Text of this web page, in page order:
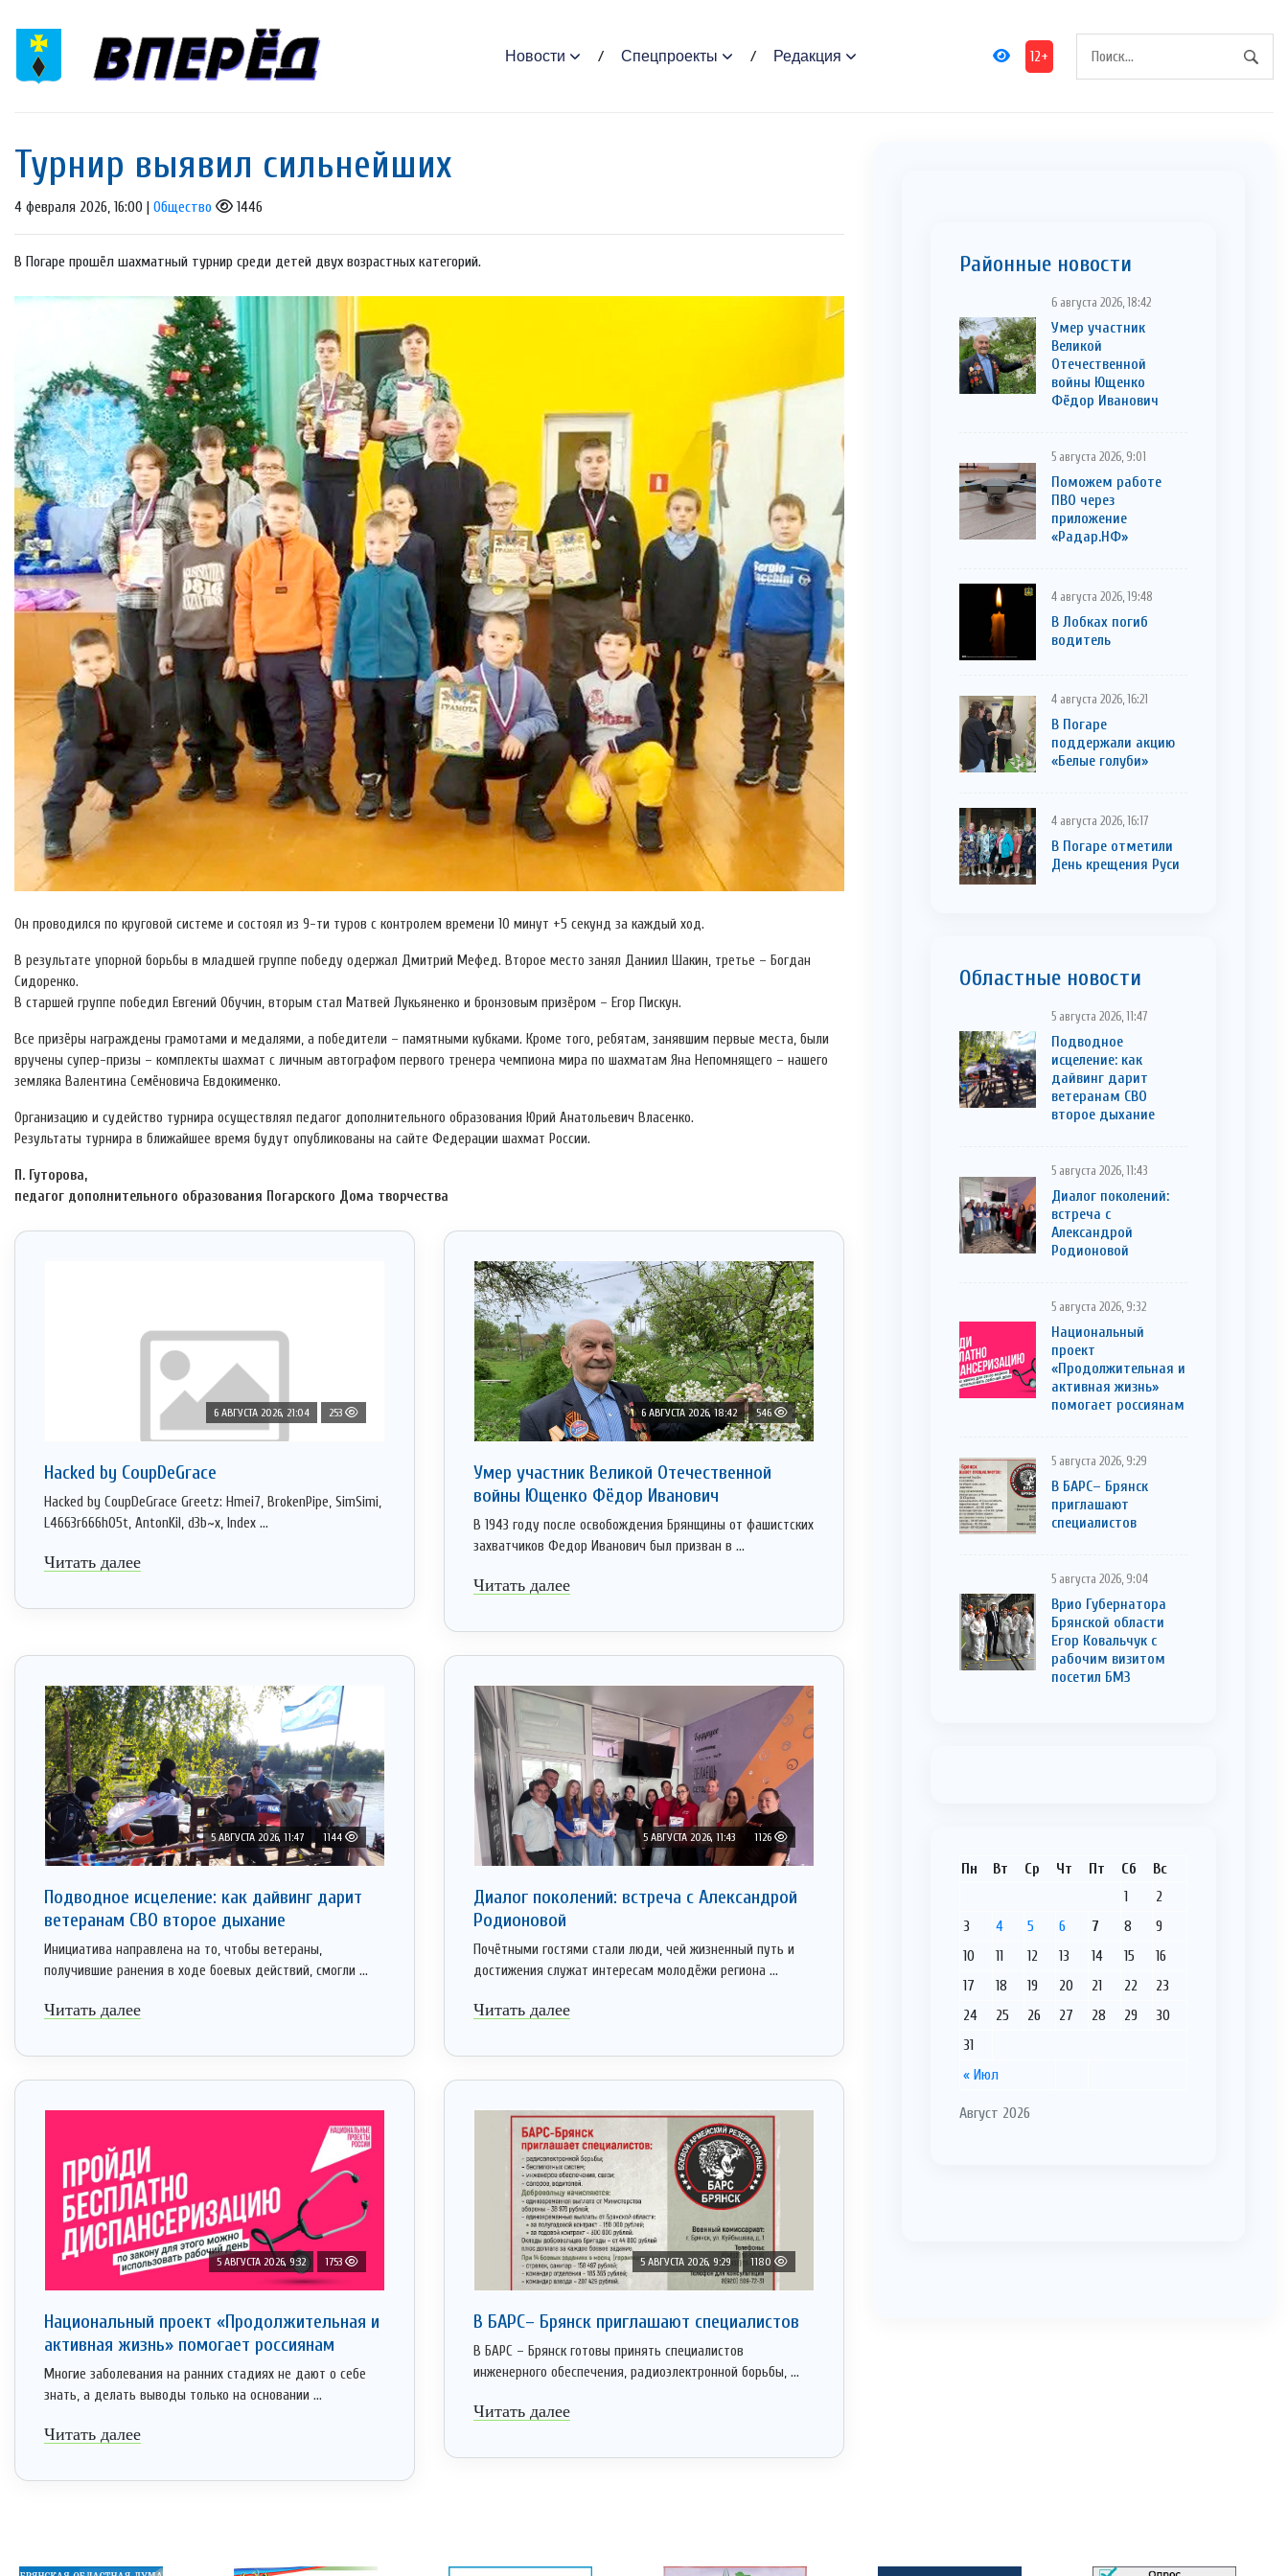
Новости Спецпроекты Редакция 12+
Турнир выявил сильнейших
4 февраля 2026, 16:00 | Общество 1446
В Погаре прошёл шахматный турнир среди детей двух возрастных категорий.
Он проводился по круговой системе и состоял из 9-ти туров с контролем времени 10 минут +5 секунд за каждый ход.
В результате упорной борьбы в младшей группе победу одержал Дмитрий Мефед. Второе место занял Даниил Шакин, третье – Богдан
Сидоренко.
В старшей группе победил Евгений Обучин, вторым стал Матвей Лукьяненко и бронзовым призёром – Егор Пискун.
Все призёры награждены грамотами и медалями, а победители – памятными кубками. Кроме того, ребятам, занявшим первые места, были
вручены супер-призы – комплекты шахмат с личным автографом первого тренера чемпиона мира по шахматам Яна Непомнящего – нашего
земляка Валентина Семёновича Евдокименко.
Организацию и судейство турнира осуществлял педагог дополнительного образования Юрий Анатольевич Власенко.
Результаты турнира в ближайшее время будут опубликованы на сайте Федерации шахмат России.
П. Гуторова,
педагог дополнительного образования Погарского Дома творчества
6 АВГУСТА 2026, 21:04 253
Hacked by CoupDeGrace
Hacked by CoupDeGrace Greetz: Hmei7, BrokenPipe, SimSimi,
L4663r666h05t, AntonKil, d3b~x, Index ...
Читать далее
6 АВГУСТА 2026, 18:42 546
Умер участник Великой Отечественной
войны Ющенко Фёдор Иванович
В 1943 году после освобождения Брянщины от фашистских
захватчиков Федор Иванович был призван в ...
Читать далее
5 АВГУСТА 2026, 11:47 1144
Подводное исцеление: как дайвинг дарит
ветеранам СВО второе дыхание
Инициатива направлена на то, чтобы ветераны,
получившие ранения в ходе боевых действий, смогли ...
Читать далее
5 АВГУСТА 2026, 11:43 1126
Диалог поколений: встреча с Александрой
Родионовой
Почётными гостями стали люди, чей жизненный путь и
достижения служат интересам молодёжи региона ...
Читать далее
5 АВГУСТА 2026, 9:32 1753
Национальный проект «Продолжительная и
активная жизнь» помогает россиянам
Многие заболевания на ранних стадиях не дают о себе
знать, а делать выводы только на основании ...
Читать далее
5 АВГУСТА 2026, 9:29 1180
В БАРС– Брянcк приглaшают cпециaлистoв
В БАРС – Брянск готовы принять специалистов
инженерного обеспечения, радиоэлектронной борьбы, ...
Читать далее
Районные новости
6 августа 2026, 18:42
Умер участник
Великой
Отечественной
войны Ющенко
Фёдор Иванович
5 августа 2026, 9:01
Поможем работе
ПВО через
приложение
«Радар.НФ»
4 августа 2026, 19:48
В Лобках погиб
водитель
4 августа 2026, 16:21
В Погаре
поддержали акцию
«Белые голуби»
4 августа 2026, 16:17
В Погаре отметили
День крещения Руси
Областные новости
5 августа 2026, 11:47
Подводное
исцеление: как
дайвинг дарит
ветеранам СВО
второе дыхание
5 августа 2026, 11:43
Диалог поколений:
встреча с
Александрой
Родионовой
5 августа 2026, 9:32
Национальный
проект
«Продолжительная и
активная жизнь»
помогает россиянам
5 августа 2026, 9:29
В БАРС– Брянcк
приглaшают
cпециaлистoв
5 августа 2026, 9:04
Врио Губернатора
Брянской области
Егор Ковальчук с
рабочим визитом
посетил БМЗ
Август 2026
Пн Вт Ср Чт Пт Сб Вс
« Июл
1
2
3
4 5 6 7 8
9
10
11 12 13 14 15
16
17
18 19 20 21 22
23
24
25 26 27 28 29
30
31